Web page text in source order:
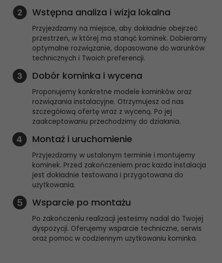
Wstępna analiza i wizja lokalna
Przyjeżdżamy na miejsce, aby dokładnie obejrzeć
przestrzeń, w której ma stanąć kominek. Dobieramy
optymalne rozwiązanie, dopasowane do warunków
technicznych i Twoich preferencji.
Dobór kominka i wycena
Proponujemy konkretne modele kominków oraz
rozwiązania instalacyjne. Otrzymujesz od nas
szczegółową ofertę wraz z wyceną. Po jej
zaakceptowaniu przechodzimy do działania.
Montaż i uruchomienie
Przyjeżdżamy w ustalonym terminie i montujemy
kominek. Przed zakończeniem prac każda instalacja
jest dokładnie testowana i przygotowana do
użytkowania.
Wsparcie po montażu
Po zakończeniu realizacji jesteśmy nadal do Twojej
dyspozycji. Oferujemy wsparcie techniczne, serwis
oraz pomoc w codziennym użytkowaniu kominka.